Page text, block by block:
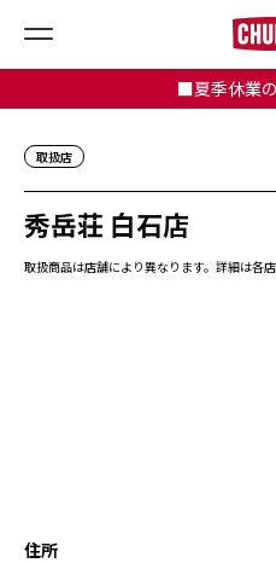
■夏季休業
取扱店
秀岳荘 白石店
取扱商品は店舗により異なります。詳細は各
住所